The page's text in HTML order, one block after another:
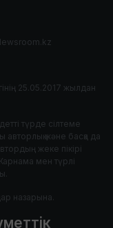
25.05.2017 жылдан
түрде сілтеме
авторлық және басқа да
жеке пікірі
мен түрлі
назарына.